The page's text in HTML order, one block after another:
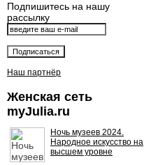
Подпишитесь на нашу
рассылку
Наш партнёр
Женская сеть
myJulia.ru
Ночь музеев 2024.
Народное искусство на
высшем уровне